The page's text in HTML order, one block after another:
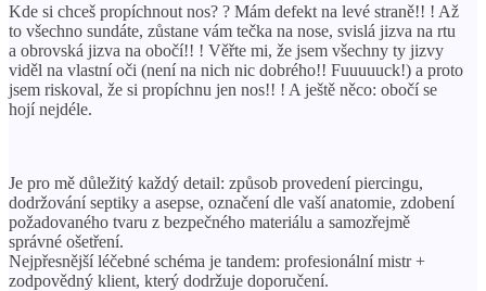
Kde si chceš propíchnout nos? ? Mám defekt na levé straně!! ! Až
to všechno sundáte, zůstane vám tečka na nose, svislá jizva na rtu
a obrovská jizva na obočí!! ! Věřte mi, že jsem všechny ty jizvy
viděl na vlastní oči (není na nich nic dobrého!! Fuuuuuck!) a proto
jsem riskoval, že si propíchnu jen nos!! ! A ještě něco: obočí se
hojí nejdéle.
Je pro mě důležitý každý detail: způsob provedení piercingu,
dodržování septiky a asepse, označení dle vaší anatomie, zdobení
požadovaného tvaru z bezpečného materiálu a samozřejmě
správné ošetření.
Nejpřesnější léčebné schéma je tandem: profesionální mistr +
zodpovědný klient, který dodržuje doporučení.